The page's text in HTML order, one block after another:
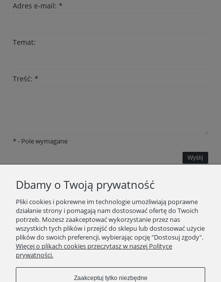
Adres e-mail: *
Temat:
Treść: *
*- Pole wymagane
Wyślij
INFORMACJE
O ZAKUPACH
KONTAKT
Dbamy o Twoją prywatność
Pliki cookies i pokrewne im technologie umożliwiają poprawne
działanie strony i pomagają nam dostosować ofertę do Twoich
potrzeb. Możesz zaakceptować wykorzystanie przez nas
wszystkich tych plików i przejść do sklepu lub dostosować użycie
plików do swoich preferencji, wybierając opcję "Dostosuj zgody".
Więcej o plikach cookies przeczytasz w naszej Polityce
prywatności.
Zaakceptuj tylko niezbędne